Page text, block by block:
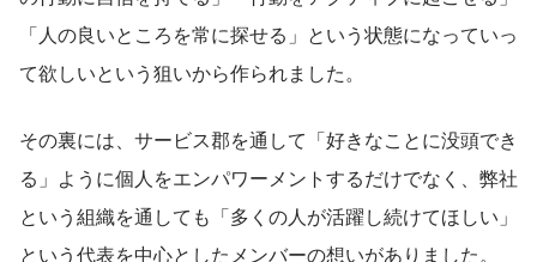
「人の良いところを常に探せる」という状態になっていっ
て欲しいという狙いから作られました。
その裏には、サービス郡を通して「好きなことに没頭でき
る」ように個人をエンパワーメントするだけでなく、弊社
という組織を通しても「多くの人が活躍し続けてほしい」
という代表を中心としたメンバーの想いがありました。